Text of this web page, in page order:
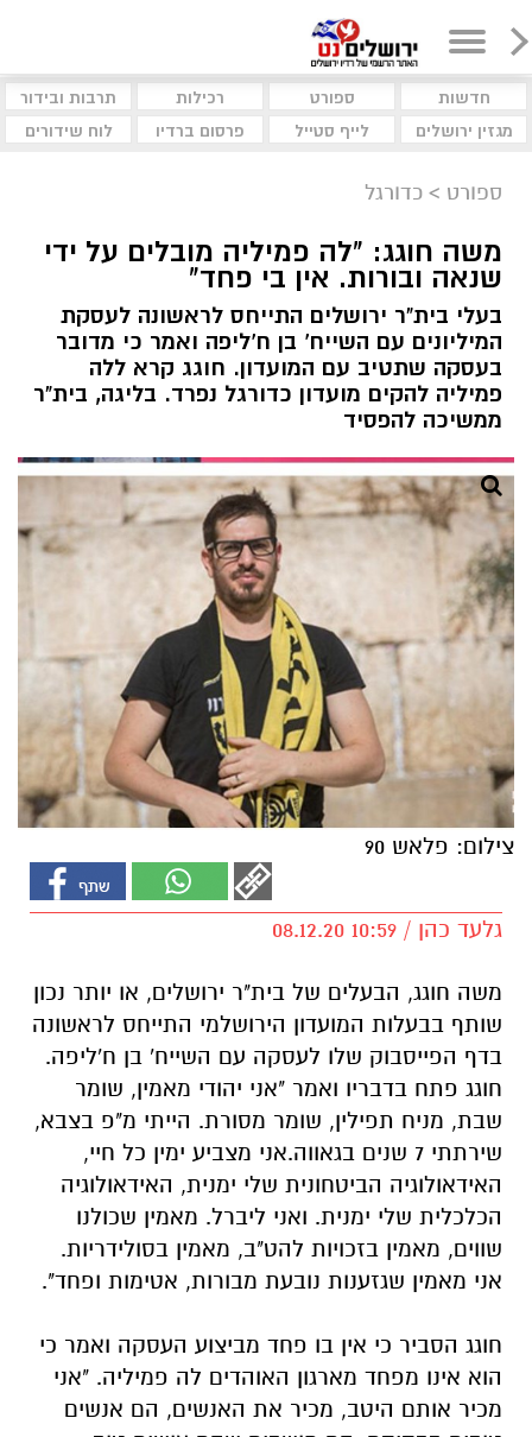
חדשות ספורט רכילות
תרבות ובידור
מגזין ירושלים
לייף סטייל פרסום ברדיו לוח שידורים
ספורט > כדורגל
משה חוגג: "לה פמיליה מובלים על ידי
שנאה ובורות. אין בי פחד"
בעלי בית"ר ירושלים התייחס לראשונה לעסקת
המיליונים עם השייח' בן ח'ליפה ואמר כי מדובר
בעסקה שתטיב עם המועדון. חוגג קרא ללה
פמיליה להקים מועדון כדורגל נפרד. בליגה, בית"ר
ממשיכה להפסיד
צילום: פלאש 90
גלעד כהן / 10:59 08.12.20
משה חוגג, הבעלים של בית"ר ירושלים, או יותר נכון
שותף בבעלות המועדון הירושלמי התייחס לראשונה
בדף הפייסבוק שלו לעסקה עם השייח' בן ח'ליפה.
חוגג פתח בדבריו ואמר "אני יהודי מאמין, שומר
שבת, מניח תפילין, שומר מסורת. הייתי מ"פ בצבא,
שירתתי 7 שנים בגאווה
.אני מצביע ימין כל חיי,
האידאולוגיה הביטחונית שלי ימנית, האידאולוגיה
הכלכלית שלי ימנית. ואני ליברל. מאמין שכולנו
שווים, מאמין בזכויות להט"ב, מאמין בסולידריות.
אני מאמין שגזענות נובעת מבורות, אטימות ופחד".
חוגג הסביר כי אין בו פחד מביצוע העסקה ואמר כי
הוא אינו מפחד מארגון האוהדים לה פמיליה. "אני
מכיר אותם היטב, מכיר את האנשים, הם אנשים